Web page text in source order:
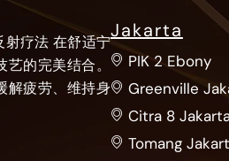
射疗法 在舒适宁
的完美结合。
解疲劳、维持身
Jakarta
PIK 2 Ebony
Greenville
Citra 8
Tomang